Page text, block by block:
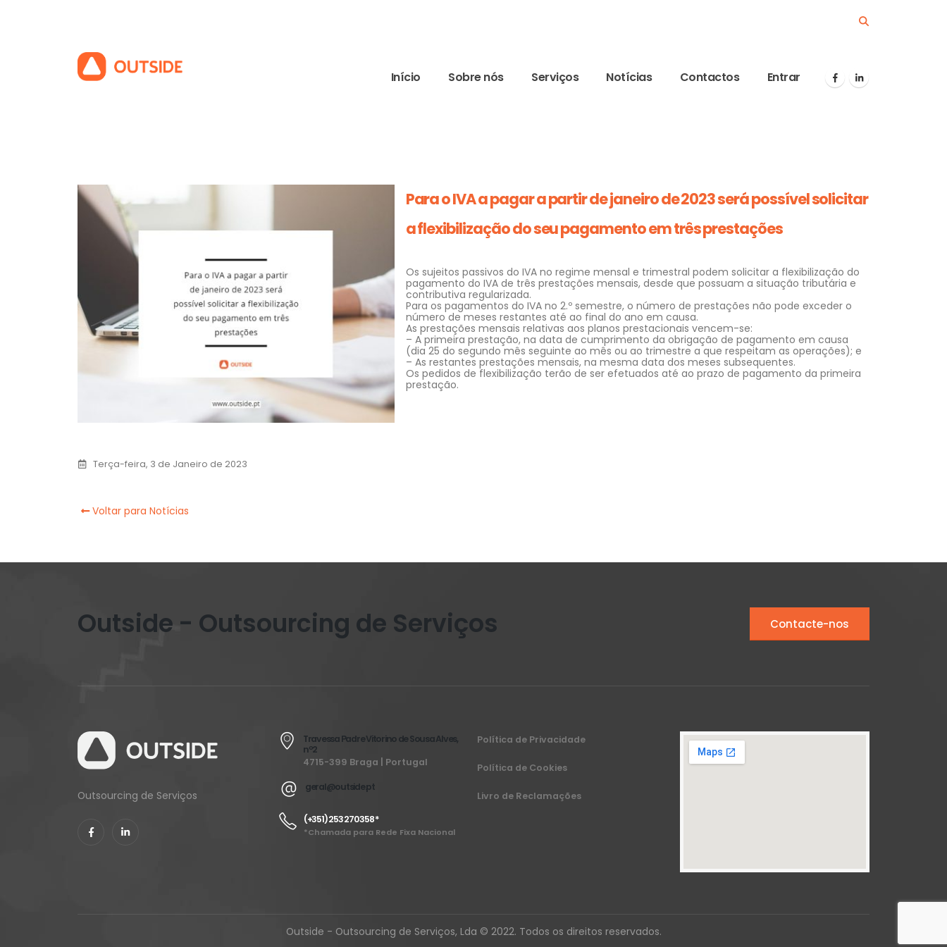
Início Sobre nós Serviços Notícias Contactos Entrar
Para o IVA a pagar a partir de janeiro de 2023 será possível solicitar
a flexibilização do seu pagamento em três prestações
Os sujeitos passivos do IVA no regime mensal e trimestral podem solicitar a flexibilização do
pagamento do IVA de três prestações mensais, desde que possuam a situação tributária e
contributiva regularizada.
Para os pagamentos do IVA no 2.º semestre, o número de prestações não pode exceder o
número de meses restantes até ao final do ano em causa.
As prestações mensais relativas aos planos prestacionais vencem-se:
– A primeira prestação, na data de cumprimento da obrigação de pagamento em causa
(dia 25 do segundo mês seguinte ao mês ou ao trimestre a que respeitam as operações); e
– As restantes prestações mensais, na mesma data dos meses subsequentes.
Os pedidos de flexibilização terão de ser efetuados até ao prazo de pagamento da primeira
prestação.
Terça-feira, 3 de Janeiro de 2023
Voltar para Notícias
Outside - Outsourcing de Serviços Contacte-nos
Outsourcing de Serviços
Travessa Padre Vitorino de Sousa Alves,
nº2
4715-399 Braga | Portugal
geral@outside.pt
(+351) 253 270 358 *
*Chamada para Rede Fixa Nacional
Política de Privacidade
Política de Cookies
Livro de Reclamações
Outside - Outsourcing de Serviços, Lda © 2022. Todos os direitos reservados.